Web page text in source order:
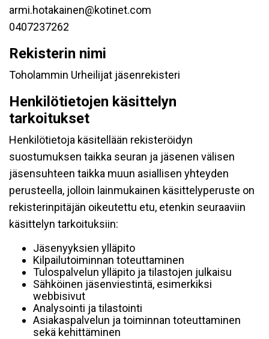
armi.hotakainen@kotinet.com
0407237262
Rekisterin nimi
Toholammin Urheilijat jäsenrekisteri
Henkilötietojen käsittelyn
tarkoitukset
Henkilötietoja käsitellään rekisteröidyn
suostumuksen taikka seuran ja jäsenen välisen
jäsensuhteen taikka muun asiallisen yhteyden
perusteella, jolloin lainmukainen käsittelyperuste on
rekisterinpitäjän oikeutettu etu, etenkin seuraaviin
käsittelyn tarkoituksiin:
Jäsenyyksien ylläpito
Kilpailutoiminnan toteuttaminen
Tulospalvelun ylläpito ja tilastojen julkaisu
Sähköinen jäsenviestintä, esimerkiksi
webbisivut
Analysointi ja tilastointi
Asiakaspalvelun ja toiminnan toteuttaminen
sekä kehittäminen